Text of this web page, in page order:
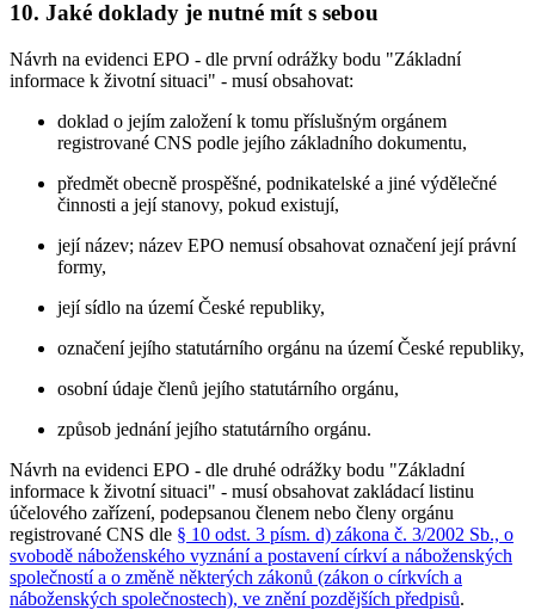
10. Jaké doklady je nutné mít s sebou
Návrh na evidenci EPO - dle první odrážky bodu "Základní
informace k životní situaci" - musí obsahovat:
doklad o jejím založení k tomu příslušným orgánem
registrované CNS podle jejího základního dokumentu,
předmět obecně prospěšné, podnikatelské a jiné výdělečné
činnosti a její stanovy, pokud existují,
její název; název EPO nemusí obsahovat označení její právní
formy,
její sídlo na území České republiky,
označení jejího statutárního orgánu na území České republiky,
osobní údaje členů jejího statutárního orgánu,
způsob jednání jejího statutárního orgánu.
Návrh na evidenci EPO - dle druhé odrážky bodu "Základní
informace k životní situaci" - musí obsahovat zakládací listinu
účelového zařízení, podepsanou členem nebo členy orgánu
registrované CNS dle § 10 odst. 3 písm. d) zákona č. 3/2002 Sb., o
svobodě náboženského vyznání a postavení církví a náboženských
společností a o změně některých zákonů (zákon o církvích a
náboženských společnostech), ve znění pozdějších předpisů.